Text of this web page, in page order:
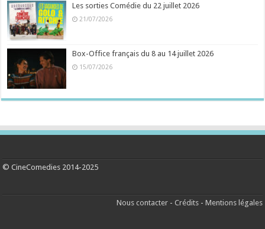
Les sorties Comédie du 22 juillet 2026
21/07/2026
Box-Office français du 8 au 14 juillet 2026
15/07/2026
© CineComedies 2014-2025
Nous contacter- Crédits- Mentions légales